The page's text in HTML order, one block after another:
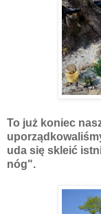
To już koniec
uda się skleić
nóg".